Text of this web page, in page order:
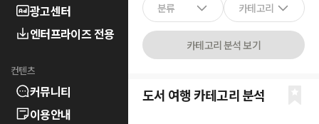
광고센터
엔터프라이즈 전용
컨텐츠
커뮤니티
이용안내
분류 카테고리
카테고리 분석 보기
도서 여행카테고리 분석